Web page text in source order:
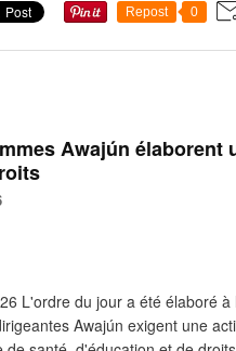
Repost 0
Awajún élaborent
L'ordre du jour a été élaboré
Awajún exigent une